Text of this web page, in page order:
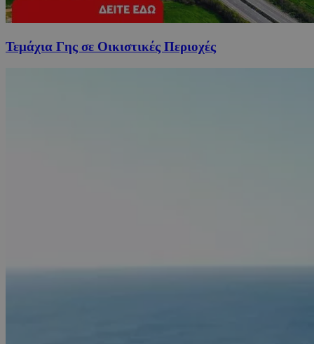
Τεμάχια Γης σε Οικιστικές Περιοχές